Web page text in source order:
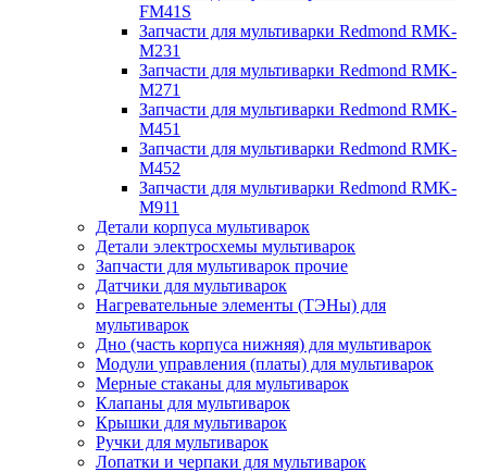
FM41S
Запчасти для мультиварки Redmond RMK-
M231
Запчасти для мультиварки Redmond RMK-
M271
Запчасти для мультиварки Redmond RMK-
M451
Запчасти для мультиварки Redmond RMK-
M452
Запчасти для мультиварки Redmond RMK-
M911
Детали корпуса мультиварок
Детали электросхемы мультиварок
Запчасти для мультиварок прочие
Датчики для мультиварок
Нагревательные элементы (ТЭНы) для
мультиварок
Дно (часть корпуса нижняя) для мультиварок
Модули управления (платы) для мультиварок
Мерные стаканы для мультиварок
Клапаны для мультиварок
Крышки для мультиварок
Ручки для мультиварок
Лопатки и черпаки для мультиварок